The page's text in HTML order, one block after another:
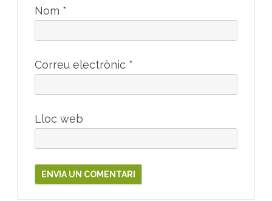
Nom *
Correu electrònic *
Lloc web